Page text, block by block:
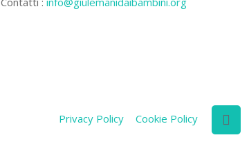
Privacy Policy Cookie Policy